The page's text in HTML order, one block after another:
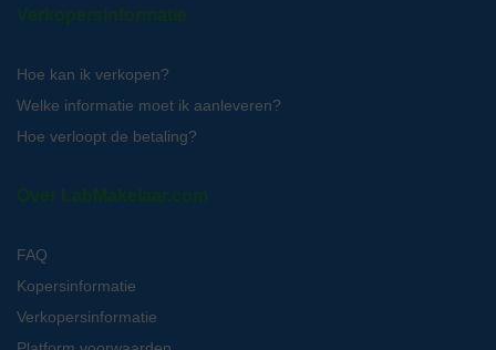
Verkopersinformatie
Hoe kan ik verkopen?
Welke informatie moet ik aanleveren?
Hoe verloopt de betaling?
Over LabMakelaar.com
FAQ
Kopersinformatie
Verkopersinformatie